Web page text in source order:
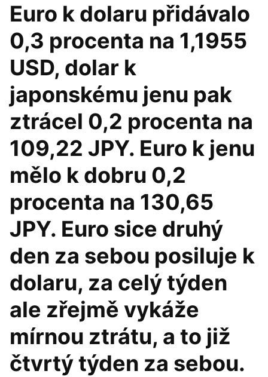
Euro k dolaru přidávalo
0,3 procenta na 1,1955
USD, dolar k
japonskému jenu pak
ztrácel 0,2 procenta na
109,22 JPY. Euro k jenu
mělo k dobru 0,2
procenta na 130,65
JPY. Euro sice druhý
den za sebou posiluje k
dolaru, za celý týden
ale zřejmě vykáže
mírnou ztrátu, a to již
čtvrtý týden za sebou.